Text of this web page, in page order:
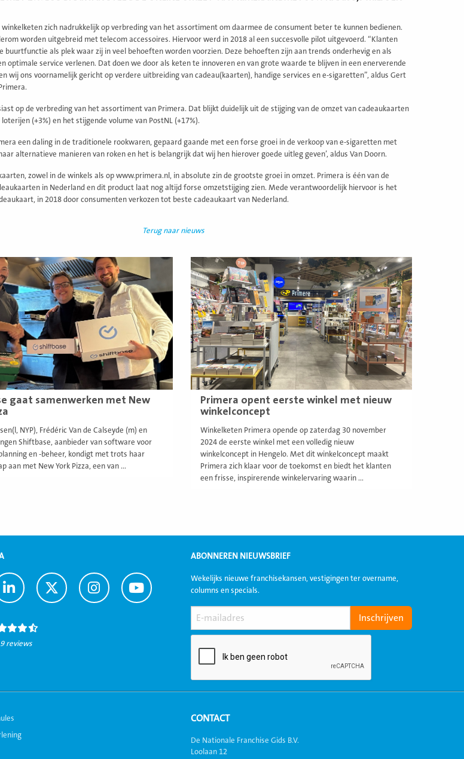
zich nadrukkelijk op verbreding van het assortiment om daarmee de consument beter te kunnen bedienen.
worden uitgebreid met telecom accessoires. Hiervoor werd in 2018 al een succesvolle pilot uitgevoerd. “Klanten
buurtfunctie als plek waar zij in veel behoeften worden voorzien. Deze behoeften zijn aan trends onderhevig en als
optimale service verlenen. Dat doen we door als keten te innoveren en van grote waarde te blijven in een enerverende
wij ons voornamelijk gericht op verdere uitbreiding van cadeau(kaarten), handige services en e-sigaretten”, aldus Gert
op de verbreding van het assortiment van Primera. Dat blijkt duidelijk uit de stijging van de omzet van cadeaukaarten
(+3%) en het stijgende volume van PostNL (+17%).
een daling in de traditionele rookwaren, gepaard gaande met een forse groei in de verkoop van e-sigaretten met
alternatieve manieren van roken en het is belangrijk dat wij hen hierover goede uitleg geven’, aldus Van Doorn.
zowel in de winkels als op www.primera.nl, in absolute zin de grootste groei in omzet. Primera is één van de
in Nederland en dit product laat nog altijd forse omzetstijging zien. Mede verantwoordelijk hiervoor is het
in 2018 door consumenten verkozen tot beste cadeaukaart van Nederland.
Terug naar nieuws
gaat samenwerken met New
NYP), Frédéric Van de Calseyde (m) en
Shiftbase, aanbieder van software voor
en -beheer, kondigt met trots haar
aan met New York Pizza, een van ...
Primera opent eerste winkel met nieuw
winkelconcept
Winkelketen Primera opende op zaterdag 30 november
2024 de eerste winkel met een volledig nieuw
winkelconcept in Hengelo. Met dit winkelconcept maakt
Primera zich klaar voor de toekomst en biedt het klanten
een frisse, inspirerende winkelervaring waarin ...
Lees
meer
Ga
naar
Ga
naar
Ga
naar
Ga
naar
reviews
ABONNEREN NIEUWSBRIEF
Wekelijks nieuwe franchisekansen, vestigingen ter overname,
columns en specials.
CONTACT
De Nationale Franchise Gids B.V.
Loolaan 12